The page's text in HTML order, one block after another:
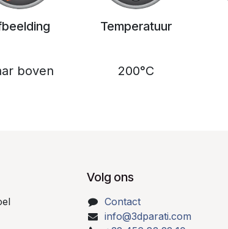
boven
Temperatuur
200°C
Volg ons
Contact
info@3dparati.com